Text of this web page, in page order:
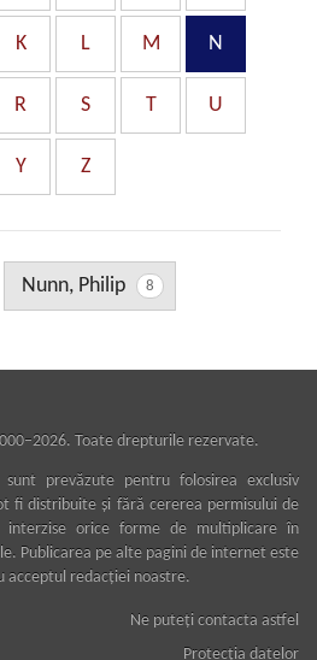
K L M N
R S T U
Y Z
Nunn, Philip 8
Toate drepturile rezervate.
prevăzute pentru folosirea exclusiv
fi distribuite şi fără cererea permisului de
interzise orice forme de multiplicare în
Publicarea pe alte pagini de internet este
acceptul redacţiei noastre.
Ne puteţi contacta astfel
Protecţia datelor